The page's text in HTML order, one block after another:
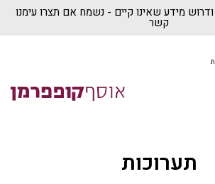
מידע שאינו קיים - נשמח אם תצרו עימנו
קשר
תערוכות